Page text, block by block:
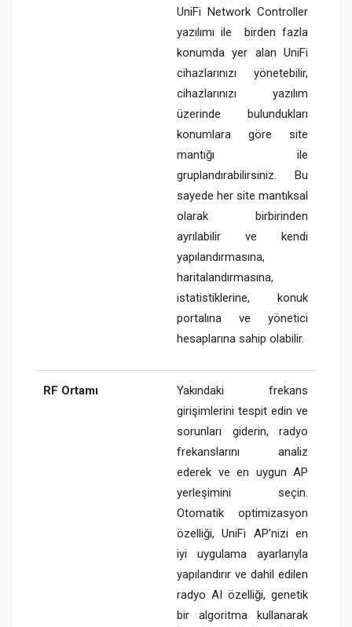
UniFi Network Controller
yazılımı ile birden fazla
konumda yer alan UniFi
cihazlarınızı yönetebilir,
cihazlarınızı yazılım
üzerinde bulundukları
konumlara göre site
mantığı ile
gruplandırabilirsiniz. Bu
sayede her site mantıksal
olarak birbirinden
ayrılabilir ve kendi
yapılandırmasına,
haritalandırmasına,
istatistiklerine, konuk
portalına ve yönetici
hesaplarına sahip olabilir.
RF Ortamı
Yakındaki frekans
girişimlerini tespit edin ve
sorunları giderin, radyo
frekanslarını analiz
ederek ve en uygun AP
yerleşimini seçin.
Otomatik optimizasyon
özelliği, UniFi AP’nizi en
iyi uygulama ayarlarıyla
yapılandırır ve dahil edilen
radyo AI özelliği, genetik
bir algoritma kullanarak